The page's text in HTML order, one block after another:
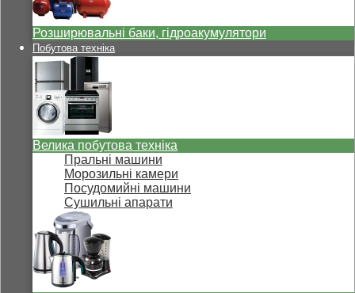
Розширювальні баки, гідроакумулятори
Побутова техніка
Велика побутова техніка
Пральні машини
Морозильні камери
Посудомийні машини
Сушильні апарати